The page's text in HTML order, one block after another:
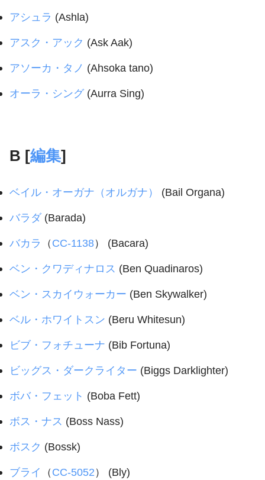
アシュラ (Ashla)
アスク・アック (Ask Aak)
アソーカ・タノ (Ahsoka tano)
オーラ・シング(Aurra Sing)
B [編集]
ベイル・オーガナ（オルガナ） (Bail Organa)
バラダ (Barada)
バカラ （CC-1138） (Bacara)
ベン・クワディナロス (Ben Quadinaros)
ベン・スカイウォーカー (Ben Skywalker)
ベル・ホワイトスン (Beru Whitesun)
ビブ・フォチューナ (Bib Fortuna)
ビッグス・ダークライター (Biggs Darklighter)
ボバ・フェット (Boba Fett)
ボス・ナス (Boss Nass)
ボスク (Bossk)
ブライ （CC-5052） (Bly)